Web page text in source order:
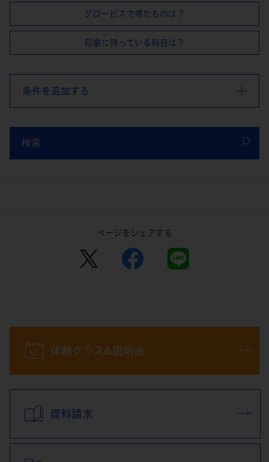
グロービスで得たものは？
印象に残っている科目は？
条件を追加する
検索
ページをシェアする
体験クラス&説明会
資料請求